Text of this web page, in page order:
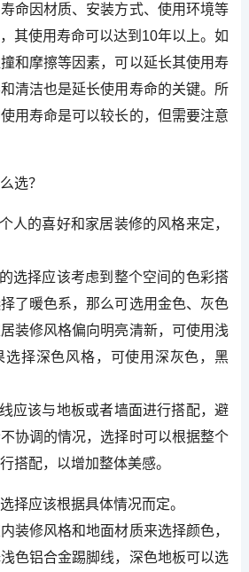
命因材质、安装方式、使用环境等
其使用寿命可以达到10年以上。如
和摩擦等因素，可以延长其使用寿
清洁也是延长使用寿命的关键。所
用寿命是可以较长的，但需要注意
选？
人的喜好和家居装修的风格来定，
选择应该考虑到整个空间的色彩搭
了暖色系，那么可选用金色、灰色
装修风格偏向明亮清新，可使用浅
选择深色风格，可使用深灰色，黑
应该与地板或者墙面进行搭配，避
协调的情况，选择时可以根据整个
搭配，以增加整体美感。
择应该根据具体情况而定。
装修风格和地面材质来选择颜色，
色铝合金踢脚线，深色地板可以选